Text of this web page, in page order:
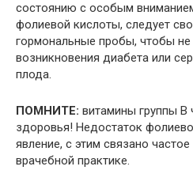
состоянию с особым
фолиевой кислоты, следует
гормональные пробы, чтобы не
возникновения диабета или
плода.
ПОМНИТЕ: витамины группы
здоровья! Недостаток
явление, с этим связано
врачебной практике.